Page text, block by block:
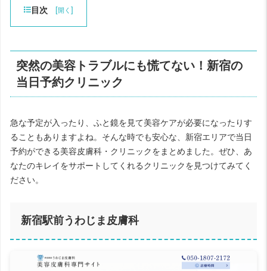
目次 [開く ]
突然の美容トラブルにも慌てない！新宿の
当日予約クリニック
急な予定が入ったり、ふと鏡を見て美容ケアが必要になったりす
ることもありますよね。そんな時でも安心な、新宿エリアで当日
予約ができる美容皮膚科・クリニックをまとめました。ぜひ、あ
なたのキレイをサポートしてくれるクリニックを見つけてみてく
ださい。
新宿駅前うわじま皮膚科